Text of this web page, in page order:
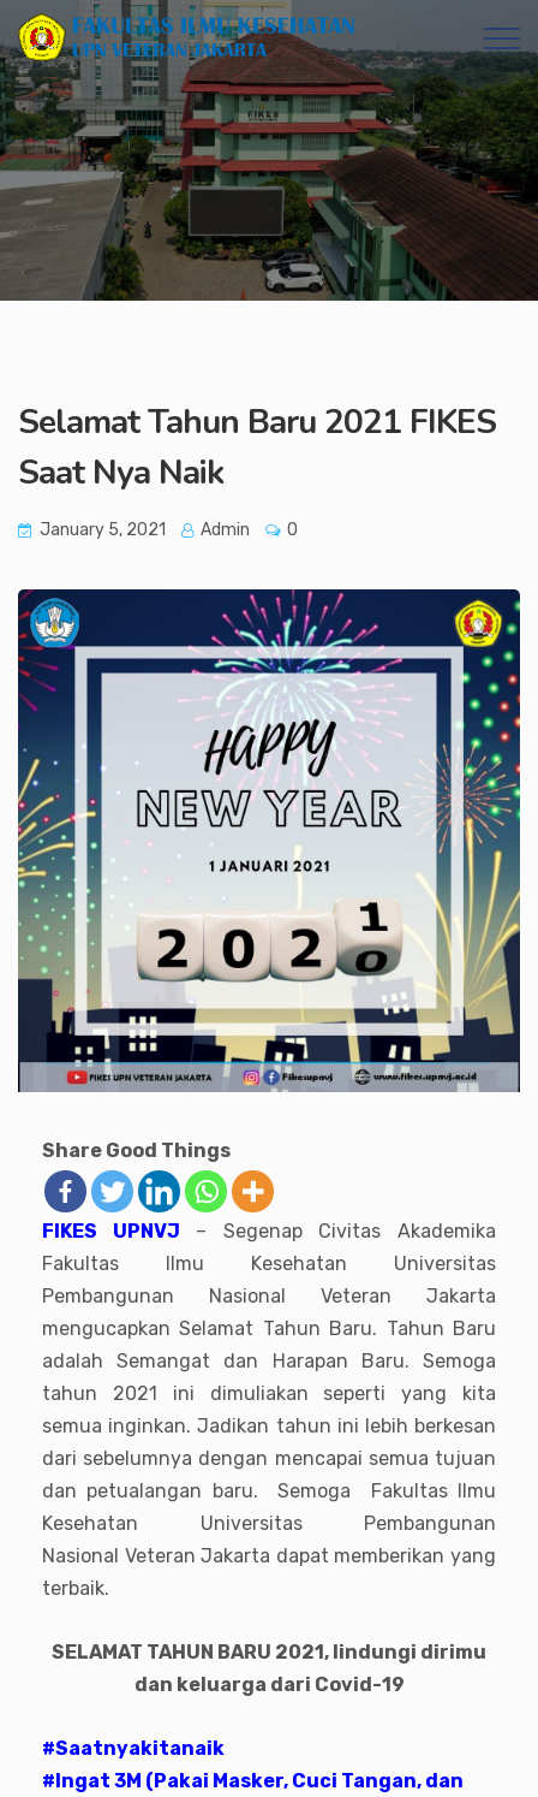
Selamat Tahun Baru 2021 FIKES
Saat Nya Naik
January 5, 2021 Admin 0
Share Good Things
FIKES UPNVJ – Segenap Civitas Akademika
Fakultas Ilmu Kesehatan Universitas
Pembangunan Nasional Veteran Jakarta
mengucapkan Selamat Tahun Baru. Tahun Baru
adalah Semangat dan Harapan Baru. Semoga
tahun 2021 ini dimuliakan seperti yang kita
semua inginkan. Jadikan tahun ini lebih berkesan
dari sebelumnya dengan mencapai semua tujuan
dan petualangan baru. Semoga
Fakultas Ilmu
Kesehatan Universitas Pembangunan
Nasional Veteran Jakarta dapat memberikan yang
terbaik.
SELAMAT TAHUN BARU 2021, lindungi dirimu
dan keluarga dari Covid-19
#Saatnyakitanaik
#Ingat 3M (Pakai Masker, Cuci Tangan, dan